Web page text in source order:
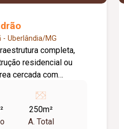
- Uberlândia/MG
completa,
residencial ou
e mais
oportunidade
praticidade,
250m²
A. Total